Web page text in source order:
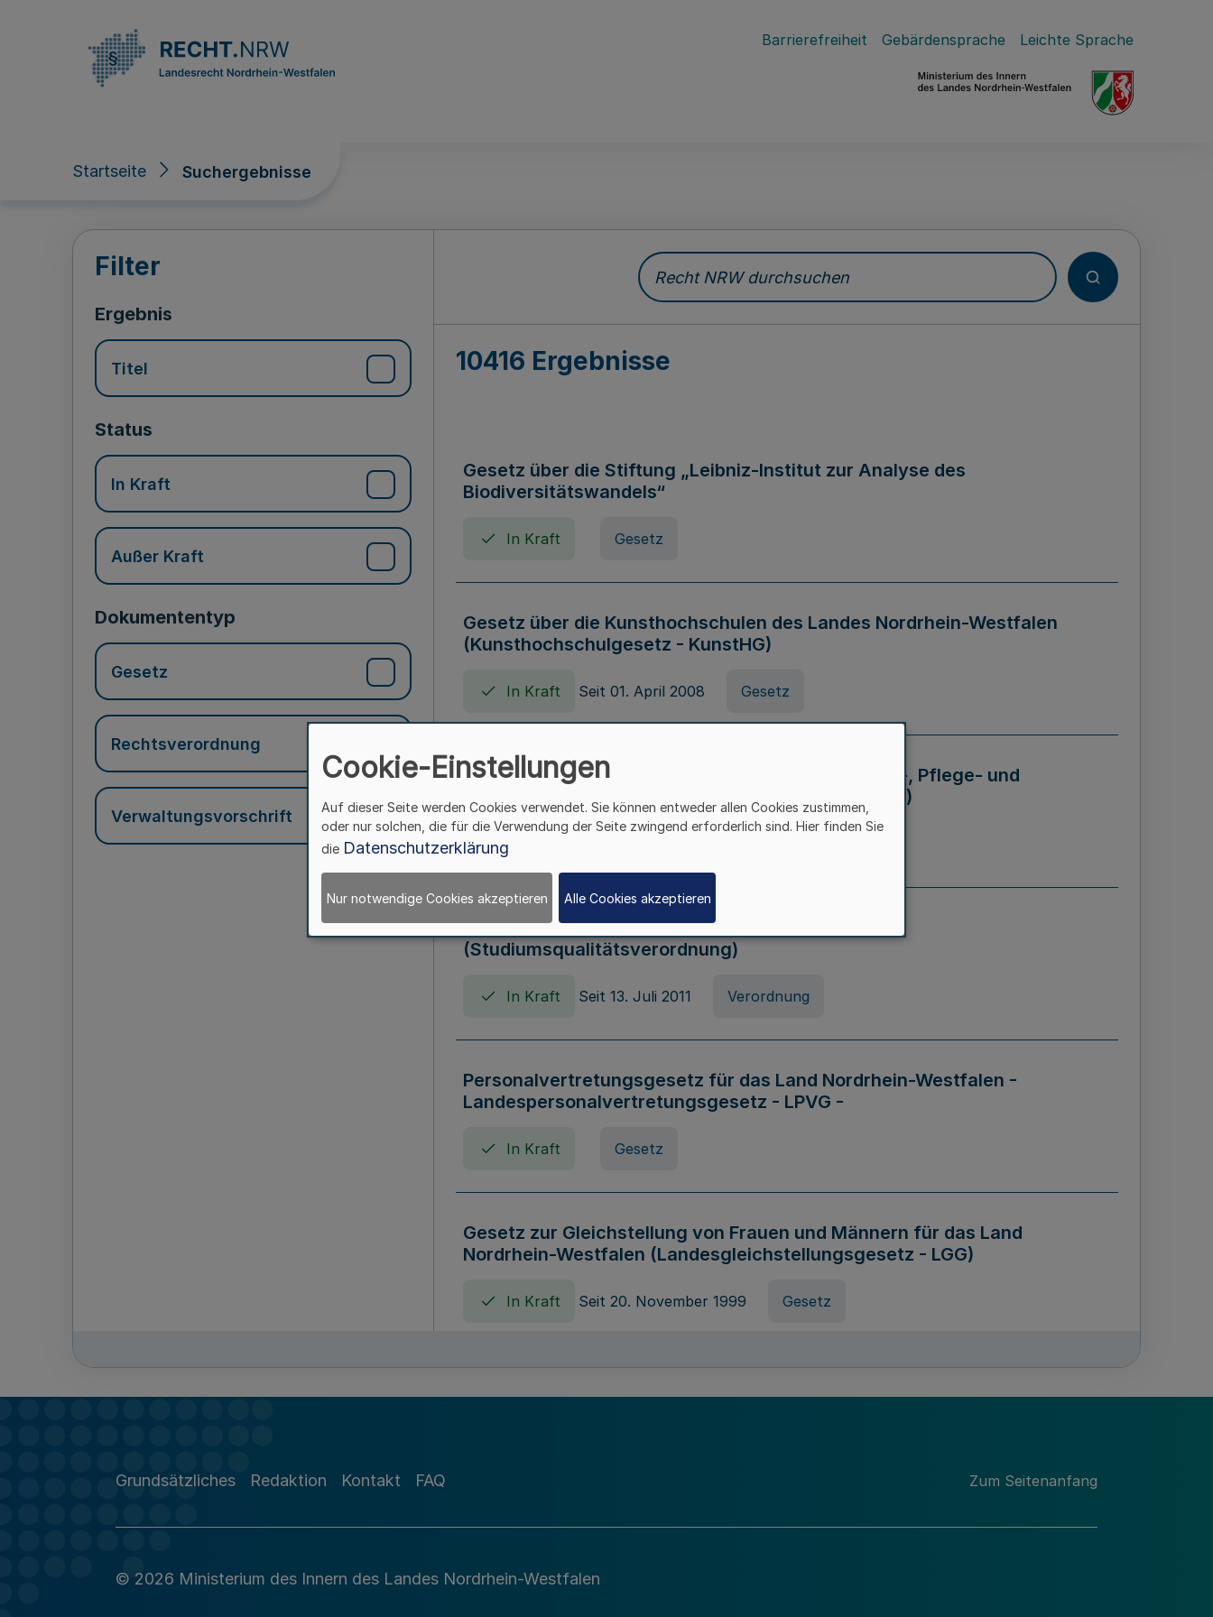
Barrierefreiheit Gebärdensprache Leichte Sprache
Startseite Suchergebnisse
Suchergebnisse
Filter
Ergebnis
Titel
Status
In Kraft
Außer Kraft
Dokumententyp
Gesetz
Rechtsverordnung
Verwaltungsvorschrift
Recht NRW durchsuchen
10416 Ergebnisse
Gesetz über die Stiftung „Leibniz-Institut zur Analyse des
Biodiversitätswandels“
In Kraft Gesetz
Gesetz über die Kunsthochschulen des Landes Nordrhein-Westfalen
(Kunsthochschulgesetz - KunstHG)
In Kraft Seit 01. April 2008 Gesetz
Verordnung über Beihilfen in Geburts-, Krankheits-, Pflege- und
Todesfällen (Beihilfenverordnung NRW - BVO NRW)
In Kraft
Verordnung zum Studiumsqualitätsgesetz
(Studiumsqualitätsverordnung)
In Kraft Seit 13. Juli 2011 Verordnung
Personalvertretungsgesetz für das Land Nordrhein-Westfalen -
Landespersonalvertretungsgesetz - LPVG -
In Kraft Gesetz
Gesetz zur Gleichstellung von Frauen und Männern für das Land
Nordrhein-Westfalen (Landesgleichstellungsgesetz - LGG)
In Kraft Seit 20. November 1999 Gesetz
Grundsätzliches Redaktion Kontakt FAQ Zum Seitenanfang
© 2026 Ministerium des Innern des Landes Nordrhein-Westfalen
Cookie-Einstellungen
Auf dieser Seite werden Cookies verwendet. Sie können entweder allen Cookies zustimmen,
oder nur solchen, die für die Verwendung der Seite zwingend erforderlich sind. Hier finden Sie
die Datenschutzerklärung
Nur notwendige Cookies akzeptieren Alle Cookies akzeptieren